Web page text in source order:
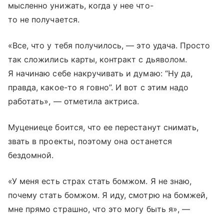
мысленно унижать, когда у нее что-
то не получается.
«Все, что у тебя получилось, — это удача. Просто
так сложились карты, контракт с дьяволом.
Я начинаю себе накручивать и думаю: “Ну да,
правда, какое-то я говно”. И вот с этим надо
работать», — отметила актриса.
Муцениеце боится, что ее перестанут снимать,
звать в проекты, поэтому она останется
бездомной.
«У меня есть страх стать бомжом. Я не знаю,
почему стать бомжом. Я иду, смотрю на бомжей,
мне прямо страшно, что это могу быть я», —